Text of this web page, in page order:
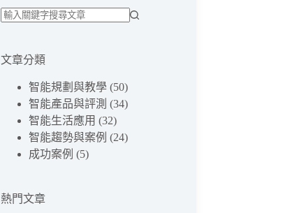
到
文章分類
智能規劃與教學 (50)
智能產品與評測 (34)
智能生活應用 (32)
智能趨勢與案例 (24)
成功案例 (5)
熱門文章